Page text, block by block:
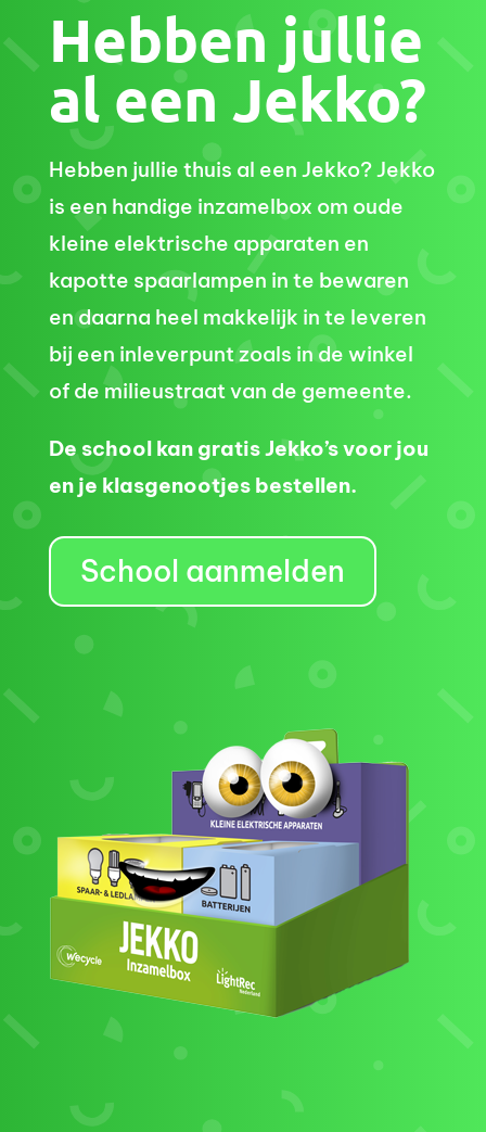
Hebben jullie
al een Jekko?
Hebben jullie thuis al een Jekko? Jekko
is een handige inzamelbox om oude
kleine elektrische apparaten en
kapotte spaarlampen in te bewaren
en daarna heel makkelijk in te leveren
bij een inleverpunt zoals in de winkel
of de milieustraat van de gemeente.
De school kan gratis Jekko’s voor jou
en je klasgenootjes bestellen.
School aanmelden